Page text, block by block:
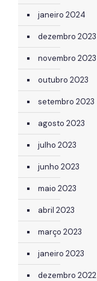
janeiro 2024
dezembro 2023
novembro 2023
outubro 2023
setembro 2023
agosto 2023
julho 2023
junho 2023
maio 2023
abril 2023
março 2023
janeiro 2023
dezembro 2022